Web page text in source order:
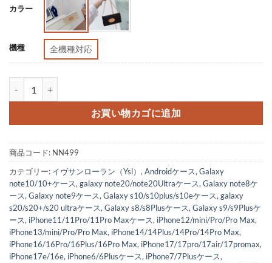
カラー
機種 全機種対応
お買い物カゴに追加
商品コード: NN499
カテゴリー: イヴサンローラン（Ysl） , Androidケース, Galaxy
note10/10+ケース, galaxy note20/note20Ultraケース, Galaxy note8ケ
ース, Galaxy note9ケース, Galaxy s10/s10plus/s10eケース, galaxy
s20/s20+/s20 ultraケース, Galaxy s8/s8Plusケース, Galaxy s9/s9Plusケ
ース, iPhone11/11Pro/11Pro Maxケース, iPhone12/mini/Pro/Pro Max,
iPhone13/mini/Pro/Pro Max, iPhone14/14Plus/14Pro/14Pro Max,
iPhone16/16Pro/16Plus/16Pro Max, iPhone17/17pro/17air/17promax,
iPhone17e/16e, iPhone6/6Plusケース, iPhone7/7Plusケース,